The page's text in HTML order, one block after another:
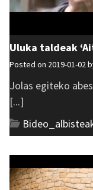
Uluka taldeak
Posted on 2019-01-02
Jolas egiteko
[...]